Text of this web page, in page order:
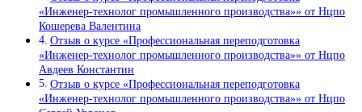
«Инженер-технолог промышленного производства»» от Нцпо
Кошерева Валентина
Отзыв о курсе «Профессиональная переподготовка
«Инженер-технолог промышленного производства»» от Нцпо
Авдеев Константин
Отзыв о курсе «Профессиональная переподготовка
«Инженер-технолог промышленного производства»» от Нцпо